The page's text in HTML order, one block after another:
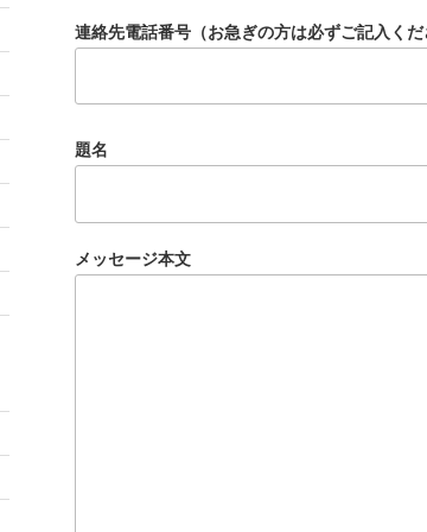
連絡先電話番号（お急ぎの方は必ずご記入く
題名
メッセージ本文